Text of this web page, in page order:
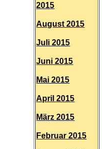
2015
August 2015
Juli 2015
Juni 2015
Mai 2015
April 2015
März 2015
Februar 2015